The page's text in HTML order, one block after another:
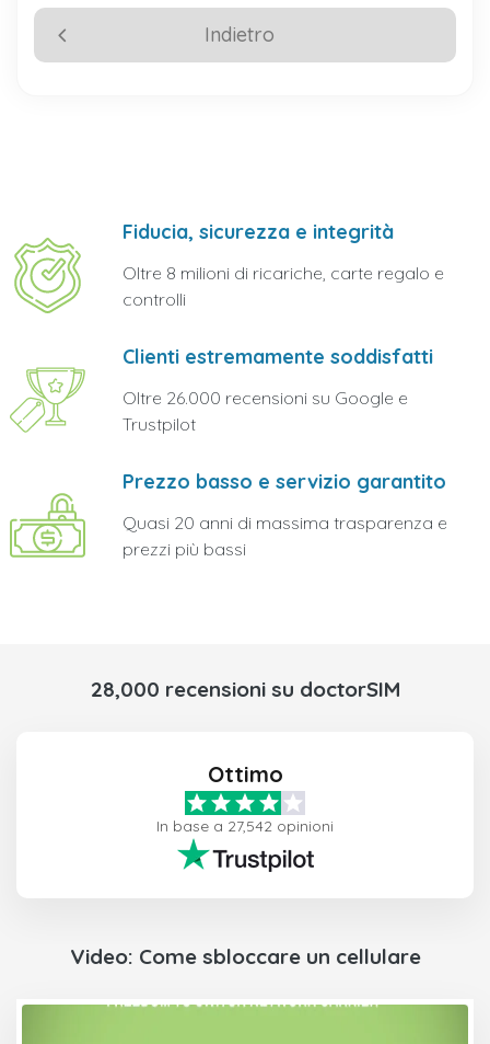
Indietro
Fiducia, sicurezza e integrità
Oltre 8 milioni di ricariche, carte regalo e
controlli
Clienti estremamente soddisfatti
Oltre 26.000 recensioni su Google e
Trustpilot
Prezzo basso e servizio garantito
Quasi 20 anni di massima trasparenza e
prezzi più bassi
28,000 recensioni su doctorSIM
Ottimo
In base a 27,542 opinioni
Video: Come sbloccare un cellulare